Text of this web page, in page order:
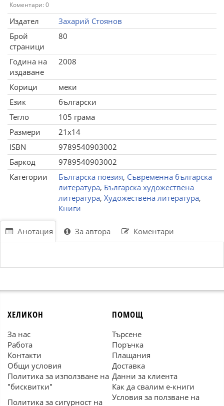
Коментари: 0
Издател
Захарий Стоянов
Брой
страници
80
Година на
издаване
2008
Корици
меки
Език
български
Тегло
105 грама
Размери
21x14
ISBN
9789540903002
Баркод
9789540903002
Категории
Българска поезия, Съвременна българска
литература, Българска художествена
литература, Художествена литература,
Книги
Анотация За автора Коментари
ХЕЛИКОН
За нас
Работа
Контакти
Общи условия
Политика за използване на
"бисквитки"
Политика за сигурност на
ПОМОЩ
Търсене
Поръчка
Плащания
Доставка
Данни за клиента
Как да свалим е-книги
Условия за ползване на